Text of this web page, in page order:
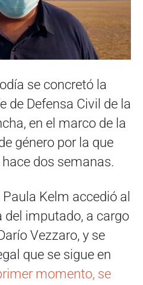
se concretó la
de Defensa Civil de la
en el marco de la
género por la que
dos semanas.
Kelm accedió al
del imputado, a cargo
Vezzaro, y se
que se sigue en
momento, se